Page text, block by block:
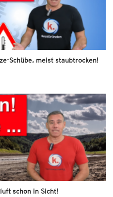
Schübe, meist staubtrocken!
schon in Sicht!